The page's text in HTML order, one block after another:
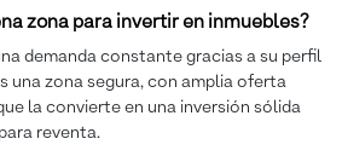
zona para invertir en inmuebles?
demanda constante gracias a su perfil
una zona segura, con amplia oferta
la convierte en una inversión sólida
reventa.